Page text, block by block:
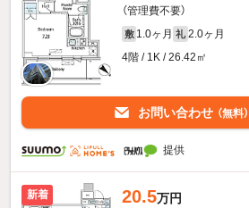
（管理費不要）
敷 1.0ヶ月 礼 2.0ヶ月
4階 / 1K / 26.42㎡
お問い合わせ （無料）
提供
新着 20.5万円